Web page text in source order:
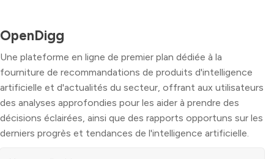
OpenDigg
Une plateforme en ligne de premier plan dédiée à la
fourniture de recommandations de produits d'intelligence
artificielle et d'actualités du secteur, offrant aux utilisateurs
des analyses approfondies pour les aider à prendre des
décisions éclairées, ainsi que des rapports opportuns sur les
derniers progrès et tendances de l'intelligence artificielle.